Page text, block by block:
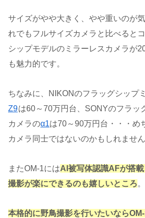
サイズがやや大きく、やや重いのが
れでもフルサイズカメラと比べると
シップモデルのミラーレスカメラが
も魅力的です。
ちなみに、NIKONのフラッグシップ
Z9は60～70万円台、SONYのフラッ
カメラのα1は70～90万円台・・・め
カメラ同士ではないのかもしれません
またOM-1にはAI被写体認識AFが搭
撮影が楽にできるのも嬉しいところ。
本格的に野鳥撮影を行いたいなら